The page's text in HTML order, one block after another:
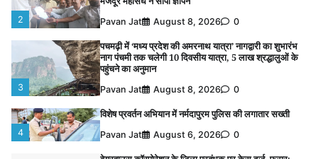
पचमढ़ी में ‘मध्य प्रदेश की अमरनाथ यात्रा’ नागद्वारी का शुभारंभ
नाग पंचमी तक चलेगी 10 दिवसीय यात्रा, 5 लाख श्रद्धालुओं के
पहुंचने का अनुमान
Pavan Jat August 8, 2026 0
4
विशेष प्रवर्तन अभियान में नर्मदापुरम पुलिस की लगातार सख्ती
Pavan Jat August 6, 2026 0
वेयरहाउस कॉरपोरेशन के जिला प्रबंधक पर केस दर्ज, फरार;
क्लर्क को मिली कमान, ‘चाबी के खेल’ पर फिर उठे सवाल
Pavan Jat August 5, 2026 0